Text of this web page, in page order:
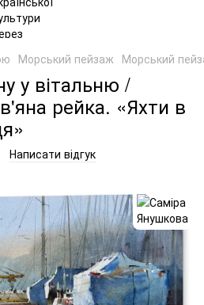
Морський пейзаж Морський
у вітальню /
рейка. «Яхти в
Написати відгук